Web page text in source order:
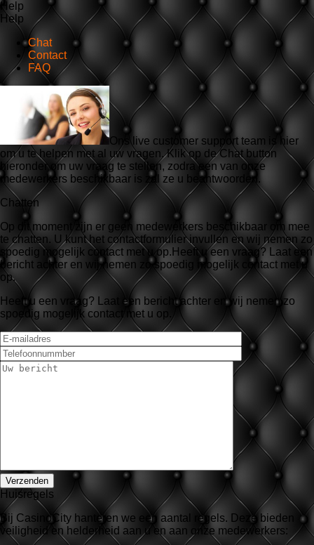
Help
Help
Chat
Contact
FAQ
Ons live customer support team is hier
om u te helpen met al uw vragen. Klik op de Chat button
hieronder om uw vraag te stellen, zodra een van onze
medewerkers beschikbaar is zal ze u beantwoorden.
Chatten
Op dit moment zijn er geen medewerkers beschikbaar om mee
te chatten. U kunt het contactformulier invullen en wij nemen zo
spoedig mogelijk contact met u op.Heeft u een vraag? Laat een
bericht achter en wij nemen zo spoedig mogelijk contact met u
op.
Heeft u een vraag? Laat een bericht achter en wij nemen zo
spoedig mogelijk contact met u op.
Huisregels
Bij CasinoCity hanteren we een aantal regels. Deze bieden
veiligheid en helderheid aan u en aan onze medewerkers: